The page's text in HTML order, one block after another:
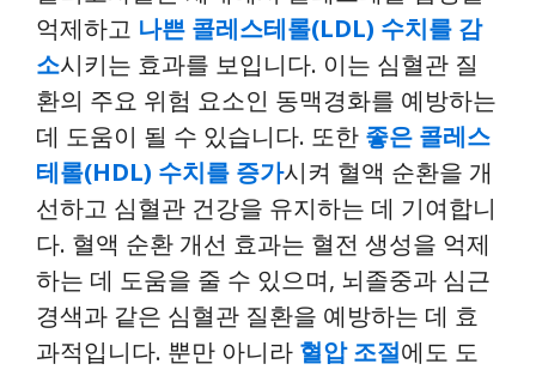
억제하고 나쁜 콜레스테롤(LDL) 수치를 감
소시키는 효과를 보입니다. 이는 심혈관 질
환의 주요 위험 요소인 동맥경화를 예방하는
데 도움이 될 수 있습니다. 또한 좋은 콜레스
테롤(HDL) 수치를 증가시켜 혈액 순환을 개
선하고 심혈관 건강을 유지하는 데 기여합니
다. 혈액 순환 개선 효과는 혈전 생성을 억제
하는 데 도움을 줄 수 있으며, 뇌졸중과 심근
경색과 같은 심혈관 질환을 예방하는 데 효
과적입니다. 뿐만 아니라 혈압 조절에도 도